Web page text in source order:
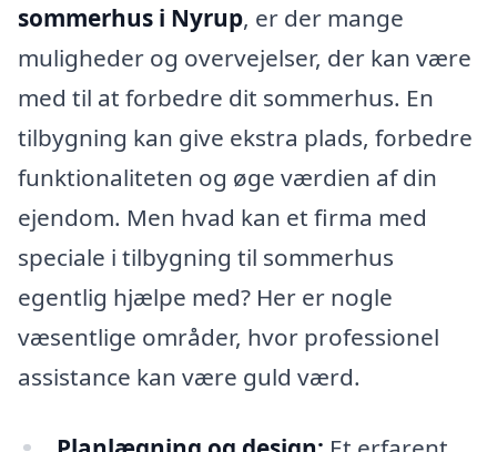
sommerhus i Nyrup, er der mange
muligheder og overvejelser, der kan være
med til at forbedre dit sommerhus. En
tilbygning kan give ekstra plads, forbedre
funktionaliteten og øge værdien af din
ejendom. Men hvad kan et firma med
speciale i tilbygning til sommerhus
egentlig hjælpe med? Her er nogle
væsentlige områder, hvor professionel
assistance kan være guld værd.